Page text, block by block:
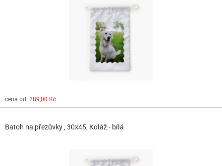
cena od: 289,00 Kč
Batoh na přezůvky , 30x45, Koláž - bílá